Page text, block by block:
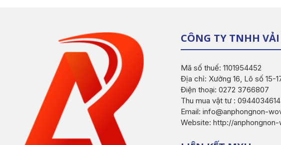
CÔNG TY TNHH
Mã số thuế: 1101954452
Địa chỉ: Xưởng 16, Lô số 15-
Điện thoại: 0272 3766807
Thu mua vật tư : 0944034614
Email: info@anphongnon-
Website: http://